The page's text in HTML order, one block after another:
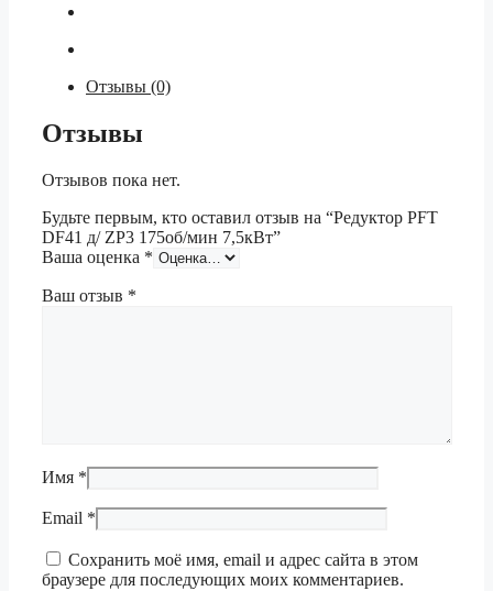
Отзывы (0)
Отзывы
Отзывов пока нет.
Будьте первым, кто оставил отзыв на “Редуктор PFT
DF41 д/ ZP3 175об/мин 7,5кВт”
Ваша оценка *
Ваш отзыв *
Имя *
Email *
Сохранить моё имя, email и адрес сайта в этом
браузере для последующих моих комментариев.